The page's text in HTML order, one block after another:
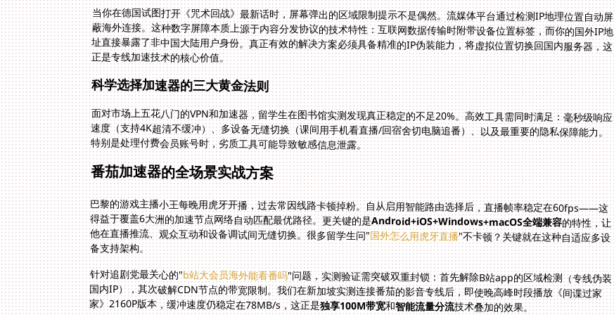
当你在德国试图打开《咒术回战》最新话时，屏幕弹出的区域限制提示不是偶然。流媒体平台通过检测IP地理位置自动屏
蔽海外连接。这种数字屏障本质上源于内容分发协议的技术特性：互联网数据传输时附带设备位置标签，而你的国外IP地
址直接暴露了非中国大陆用户身份。真正有效的解决方案必须具备精准的IP伪装能力，将虚拟位置切换回国内服务器，这
正是专线加速技术的核心价值。
科学选择加速器的三大黄金法则
面对市场上五花八门的VPN和加速器，留学生在图书馆实测发现真正稳定的不足20%。高效工具需同时满足：毫秒级响应
速度（支持4K超清不缓冲）、多设备无缝切换（课间用手机看直播/回宿舍切电脑追番）、以及最重要的隐私保障能力。
特别是处理付费会员账号时，劣质工具可能导致敏感信息泄露。
番茄加速器的全场景实战方案
巴黎的游戏主播小王每晚用虎牙开播，过去常因线路卡顿掉粉。自从启用智能路由选择后，直播帧率稳定在60fps——这
得益于覆盖6大洲的加速节点网络自动匹配最优路径。更关键的是Android+iOS+Windows+macOS全端兼容的特性，让
他在直播推流、观众互动和设备调试间无缝切换。很多留学生问"国外怎么用虎牙直播"不卡顿？关键就在这种自适应多设
备支持架构。
针对追剧党最关心的"b站大会员海外能看番吗"问题，实测验证需突破双重封锁：首先解除B站app的区域检测（专线伪装
国内IP），其次破解CDN节点的带宽限制。我们在新加坡实测连接番茄的影音专线后，即使晚高峰时段播放《间谍过家
家》2160P版本，缓冲速度仍稳定在78MB/s，这正是独享100M带宽和智能流量分流技术叠加的效果。